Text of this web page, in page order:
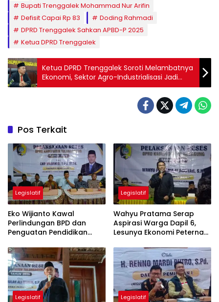
Bupati Trenggalek Mohammad Nur Arifin
Defisit Capai Rp 83
Doding Rahmadi
DPRD Trenggalek Sahkan APBD-P 2025
Ketua DPRD Trenggalek
Ketua DPRD Trenggalek Soroti Melambatnya
Ekonomi, Sektor Agro-Industrialisasi Jadi
Kunci
Pos Terkait
Legislatif
Eko Wijianto Kawal
Perlindungan BPD dan
Penguatan Pendidikan
Legislatif
Wahyu Pratama Serap
Aspirasi Warga Dapil 6,
Lesunya Ekonomi Peternak
Legislatif Legislatif